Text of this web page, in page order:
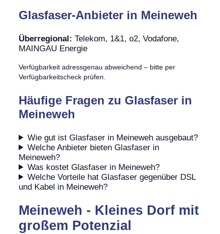
Glasfaser-Anbieter in Meineweh
Überregional: Telekom, 1&1, o2, Vodafone,
MAINGAU Energie
Verfügbarkeit adressgenau abweichend – bitte per
Verfügbarkeitscheck prüfen.
Häufige Fragen zu Glasfaser in
Meineweh
Wie gut ist Glasfaser in Meineweh ausgebaut?
Welche Anbieter bieten Glasfaser in
Meineweh?
Was kostet Glasfaser in Meineweh?
Welche Vorteile hat Glasfaser gegenüber DSL
und Kabel in Meineweh?
Meineweh - Kleines Dorf mit
großem Potenzial